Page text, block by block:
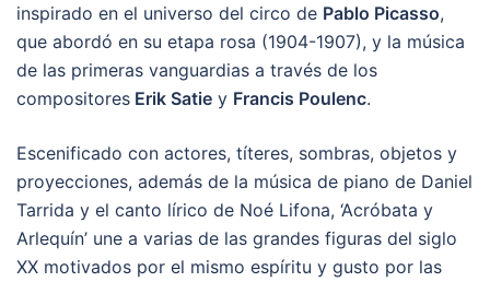
inspirado en el universo del circo de Pablo Picasso,
que abordó en su etapa rosa (1904-1907), y la música
de las primeras vanguardias a través de los
compositores Erik Satie y Francis Poulenc.
Escenificado con actores, títeres, sombras, objetos y
proyecciones, además de la música de piano de Daniel
Tarrida y el canto lírico de Noé Lifona, ‘Acróbata y
Arlequín’ une a varias de las grandes figuras del siglo
XX motivados por el mismo espíritu y gusto por las